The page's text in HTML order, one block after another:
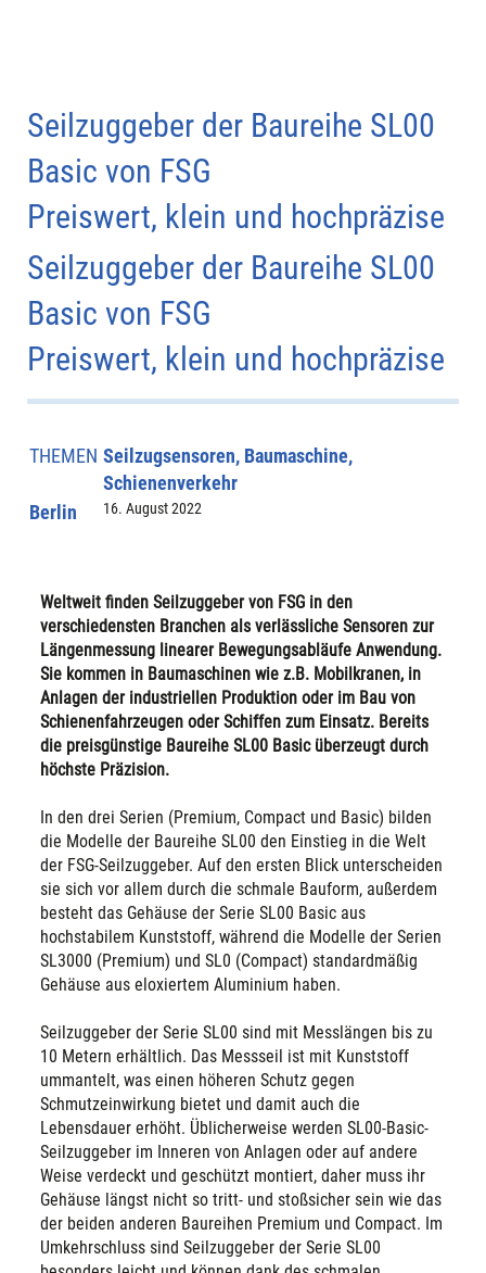
Weltweit finden Seilzuggeber von FSG in den
verschiedensten Branchen als verlässliche Sensoren zur
Längenmessung linearer Bewegungsabläufe Anwendung.
Sie kommen in Baumaschinen wie z.B. Mobilkranen, in
Anlagen der industriellen Produktion oder im Bau von
Schienenfahrzeugen oder Schiffen zum Einsatz. Bereits
die preisgünstige Baureihe SL00 Basic überzeugt durch
höchste Präzision.
In den drei Serien (Premium, Compact und Basic) bilden
die Modelle der Baureihe SL00 den Einstieg in die Welt
der FSG-Seilzuggeber. Auf den ersten Blick unterscheiden
sie sich vor allem durch die schmale Bauform, außerdem
besteht das Gehäuse der Serie SL00 Basic aus
hochstabilem Kunststoff, während die Modelle der Serien
SL3000 (Premium) und SL0 (Compact) standardmäßig
Gehäuse aus eloxiertem Aluminium haben.
Seilzuggeber der Serie SL00 sind mit Messlängen bis zu
10 Metern erhältlich. Das Messseil ist mit Kunststoff
ummantelt, was einen höheren Schutz gegen
Schmutzeinwirkung bietet und damit auch die
Lebensdauer erhöht. Üblicherweise werden SL00-Basic-
Seilzuggeber im Inneren von Anlagen oder auf andere
Weise verdeckt und geschützt montiert, daher muss ihr
Gehäuse längst nicht so tritt- und stoßsicher sein wie das
der beiden anderen Baureihen Premium und Compact. Im
Umkehrschluss sind Seilzuggeber der Serie SL00
Seilzugsensoren, Baumaschine,
Schienenverkehr
THEMEN
Berlin 16. August 2022
Seilzuggeber der Baureihe SL00
Basic von FSG
Preiswert, klein und hochpräzise
Seilzuggeber der Baureihe SL00
Basic von FSG
Preiswert, klein und hochpräzise